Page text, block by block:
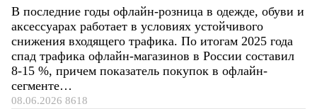
В последние годы офлайн-розница в одежде, обуви и
аксессуарах работает в условиях устойчивого
снижения входящего трафика. По итогам 2025 года
спад трафика офлайн-магазинов в России составил
8-15 %, причем показатель покупок в офлайн-
сегменте…
08.06.2026 8618